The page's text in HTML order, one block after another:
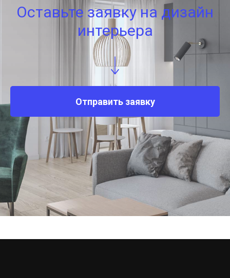
Оставьте заявку на дизайн
интерьера
Отправить заявку